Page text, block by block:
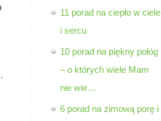
11 porad na ciepło w ciele
i sercu
10 porad na piękny połóg
– o których wiele Mam
nie wie…
6 porad na zimową porę i